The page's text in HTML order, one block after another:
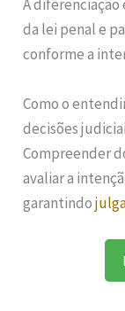
A
da lei penal e
conforme a
Como o
decisões
Compreender
avaliar a
garantindo